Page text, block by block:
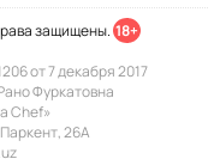
защищены. 18+
от 7 декабря 2017
Фуркатовна
Chef»
26А